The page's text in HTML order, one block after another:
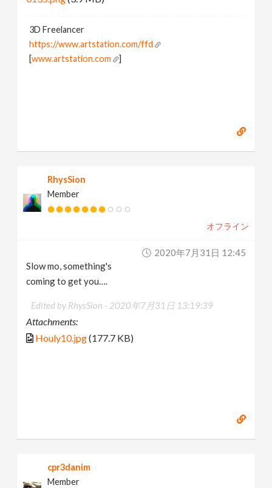
3D Freelancer
https://www.artstation.com/ffd
[www.artstation.com ]
RhysSion
Member
オフライン
2020年7月31日 12:45
Slow mo, something's
coming to get you….
Edited by RhysSion - 2020年7月31日 13:19:39
Attachments:
Houly10.jpg(177.7 KB)
cpr3danim
Member